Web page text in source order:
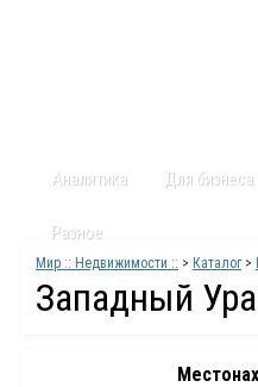
Аналитика Для бизнеса
Разное
Мир :: Недвижимости :: > Каталог>
Западный